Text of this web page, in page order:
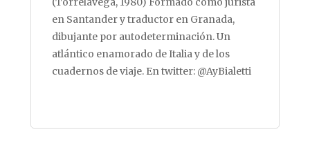
en Santander y traductor en Granada,
dibujante por autodeterminación. Un
atlántico enamorado de Italia y de los
cuadernos de viaje. En twitter: @AyBialetti